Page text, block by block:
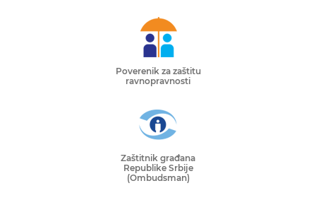
Poverenik za zaštitu
ravnopravnosti
Zaštitnik građana
Republike Srbije
(Ombudsman)